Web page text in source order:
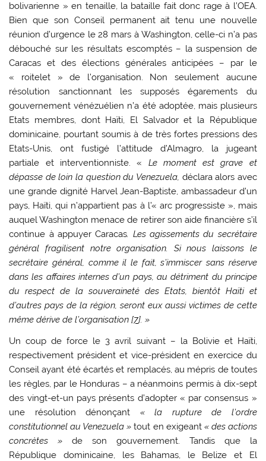
bolivarienne » en tenaille, la bataille fait donc rage à l’OEA.
Bien que son Conseil permanent ait tenu une nouvelle
réunion d’urgence le 28 mars à Washington, celle-ci n’a pas
débouché sur les résultats escomptés – la suspension de
Caracas et des élections générales anticipées – par le
« roitelet » de l’organisation. Non seulement aucune
résolution sanctionnant les supposés égarements du
gouvernement vénézuélien n’a été adoptée, mais plusieurs
Etats membres, dont Haïti, El Salvador et la République
dominicaine, pourtant soumis à de très fortes pressions des
Etats-Unis, ont fustigé l’attitude d’Almagro, la jugeant
partiale et interventionniste. « Le moment est grave et
dépasse de loin la question du Venezuela, déclara alors avec
une grande dignité Harvel Jean-Baptiste, ambassadeur d’un
pays, Haïti, qui n’appartient pas à l’« arc progressiste », mais
auquel Washington menace de retirer son aide financière s’il
continue à appuyer Caracas. Les agissements du secrétaire
général fragilisent notre organisation. Si nous laissons le
secrétaire général, comme il le fait, s’immiscer sans réserve
dans les affaires internes d’un pays, au détriment du principe
du respect de la souveraineté des Etats, bientôt Haïti et
d’autres pays de la région, seront eux aussi victimes de cette
même dérive de l’organisation [7]. »
Un coup de force le 3 avril suivant – la Bolivie et Haïti,
respectivement président et vice-président en exercice du
Conseil ayant été écartés et remplacés, au mépris de toutes
les règles, par le Honduras – a néanmoins permis à dix-sept
des vingt-et-un pays présents d’adopter « par consensus »
une résolution dénonçant « la rupture de l’ordre
constitutionnel au Venezuela » tout en exigeant « des actions
concrètes » de son gouvernement. Tandis que la
République dominicaine, les Bahamas, le Belize et El